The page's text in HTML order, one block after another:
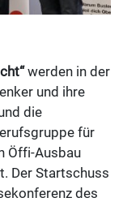
werden in der
und ihre
die
für
Öffi-Ausbau
Der Startschuss
des